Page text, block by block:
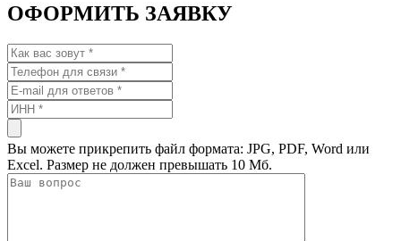
ОФОРМИТЬ ЗАЯВКУ
Вы можете прикрепить файл формата: JPG, PDF, Word или
Excel. Размер не должен превышать 10 Мб.